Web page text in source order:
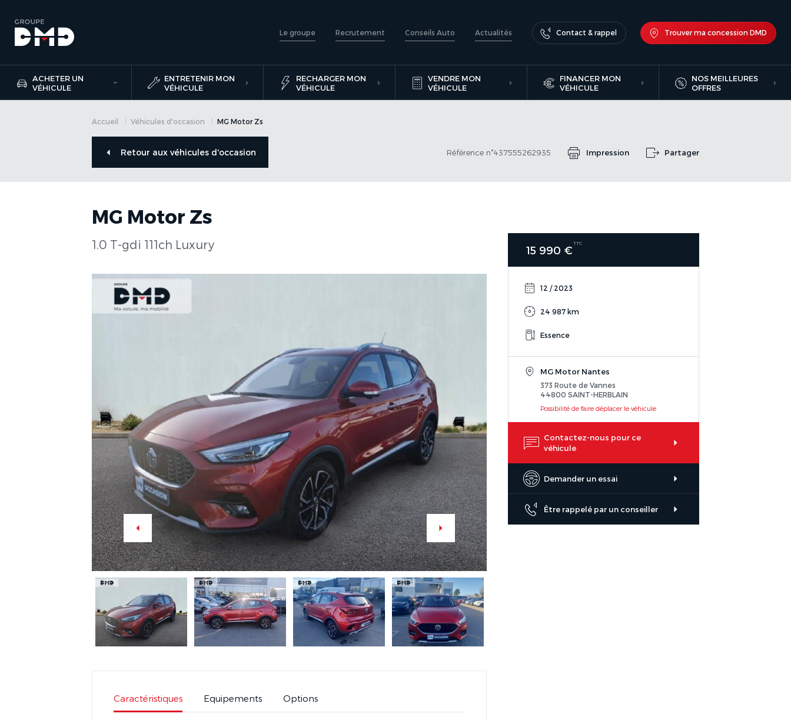
Le groupe Recrutement Conseils Auto Actualités Contact & rappel Trouver ma concession DMD
ACHETER UN
VÉHICULE
ENTRETENIR MON
VÉHICULE
RECHARGER MON
VÉHICULE
VENDRE MON
VÉHICULE
FINANCER MON
VÉHICULE
NOS MEILLEURES
OFFRES
Accueil Véhicules d'occasion MG Motor Zs
Retour aux véhicules d'occasion Référence n°437555262935 Impression Partager
MG Motor Zs
1.0 T-gdi 111ch Luxury 15 990 €
TTC
12 / 2023
24 987 km
Essence
MG Motor Nantes
373 Route de Vannes
44800 SAINT-HERBLAIN
Possibilité de faire déplacer le véhicule
Contactez-nous pour ce
véhicule
Demander un essai
Être rappelé par un conseiller
Caractéristiques Equipements Options